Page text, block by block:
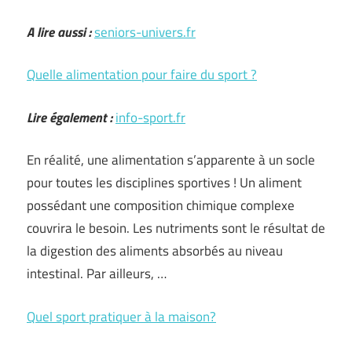
A lire aussi :seniors-univers.fr
Quelle alimentation pour faire du sport ?
Lire également :info-sport.fr
En réalité, une alimentation s’apparente à un socle
pour toutes les disciplines sportives ! Un aliment
possédant une composition chimique complexe
couvrira le besoin. Les nutriments sont le résultat de
la digestion des aliments absorbés au niveau
intestinal. Par ailleurs, …
Quel sport pratiquer à la maison?